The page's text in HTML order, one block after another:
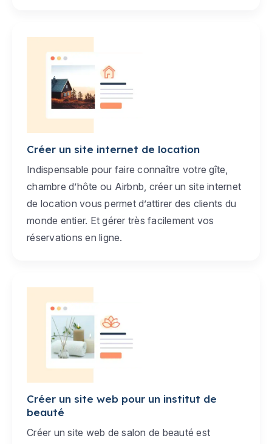
Créer un site internet de location
Indispensable pour faire connaître votre gîte,
chambre d’hôte ou Airbnb, créer un site internet
de location vous permet d’attirer des clients du
monde entier. Et gérer très facilement vos
réservations en ligne.
Créer un site web pour un institut de
beauté
Créer un site web de salon de beauté est